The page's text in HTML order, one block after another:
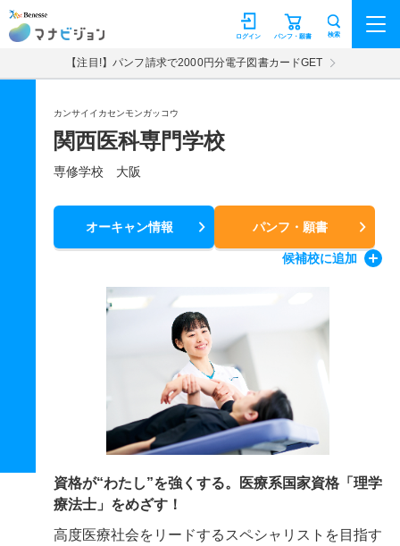
マナビジョン パンフ・願書
ログイン 検索
【注目!】パンフ請求で2000円分電子図書カードGET
カンサイイカセンモンガッコウ
関西医科専門学校
専修学校 大阪
オーキャン情報 パンフ・願書
候補校に追加
資格が“わたし”を強くする。医療系国家資格「理学
療法士」をめざす！
高度医療社会をリードするスペシャリストを目指す